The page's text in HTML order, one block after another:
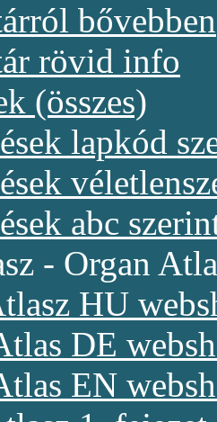
bővebben
rövid info
(összes)
lapkód
abc
- Organ
HU
DE
EN